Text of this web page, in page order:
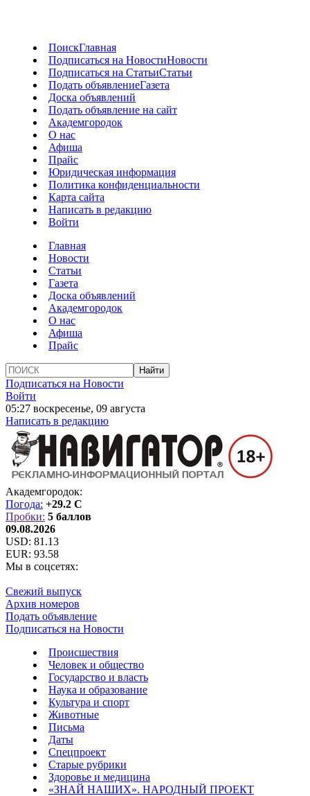
ПоискГлавная
Подписаться на НовостиНовости
Подписаться на СтатьиСтатьи
Подать объявлениеГазета
Доска объявлений
Подать объявление на сайт
Академгородок
О нас
Афиша
Прайс
Юридическая информация
Политика конфиденциальности
Карта сайта
Написать в редакцию
Войти
Главная
Новости
Статьи
Газета
Доска объявлений
Академгородок
О нас
Афиша
Прайс
Подписаться на Новости
Войти
05:27 воскресенье, 09 августа
Написать в редакцию
Академгородок:
Погода: +29.2 C
Пробки: 5 баллов
09.08.2026
USD: 81.13
EUR: 93.58
Мы в соцсетях:
Свежий выпуск
Архив номеров
Подать объявление
Подписаться на Новости
Происшествия
Человек и общество
Государство и власть
Наука и образование
Культура и спорт
Животные
Письма
Даты
Спецпроект
Старые рубрики
Здоровье и медицина
«ЗНАЙ НАШИХ». НАРОДНЫЙ ПРОЕКТ